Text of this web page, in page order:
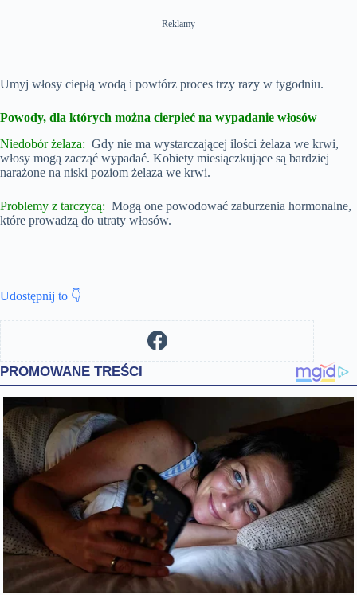
Reklamy
Umyj włosy ciepłą wodą i powtórz proces trzy razy w tygodniu.
Powody, dla których można cierpieć na wypadanie włosów
Niedobór żelaza: Gdy nie ma wystarczającej ilości żelaza we krwi,
włosy mogą zacząć wypadać. Kobiety miesiączkujące są bardziej
narażone na niski poziom żelaza we krwi.
Problemy z tarczycą: Mogą one powodować zaburzenia hormonalne,
które prowadzą do utraty włosów.
Udostępnij to 👇